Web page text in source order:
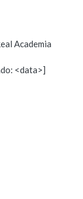
Academia
<data>]